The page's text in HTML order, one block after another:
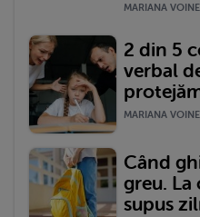
MARIANA
2 din 5
verbal
MARIANA
Când
greu. La
supus